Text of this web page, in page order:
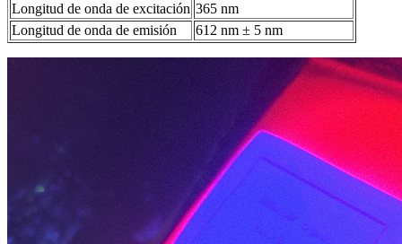
Longitud de onda de excitación 365 nm
Longitud de onda de emisión
612 nm ± 5 nm